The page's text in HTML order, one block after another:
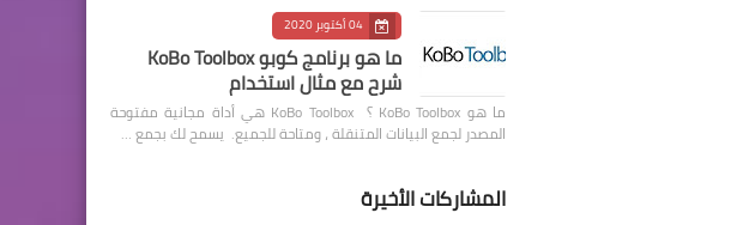
04 أكتوبر 2020
ما هو برنامج كوبو KoBo Toolbox
شرح مع مثال استخدام
ما هو KoBo Toolbox ؟ KoBo Toolbox هي أداة مجانية مفتوحة
المصدر لجمع البيانات المتنقلة ، ومتاحة للجميع. يسمح لك بجمع …
المشاركات الأخيرة